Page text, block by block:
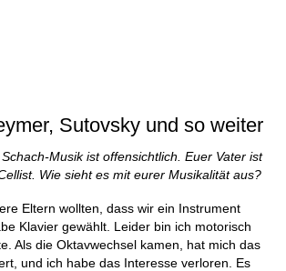
Sutovsky und so weiter
Musik ist offensichtlich. Euer Vater ist
Wie sieht es mit eurer Musikalität aus?
Eltern wollten, dass wir ein Instrument
Klavier gewählt. Leider bin ich motorisch
Als die Oktavwechsel kamen, hat mich das
und ich habe das Interesse verloren. Es